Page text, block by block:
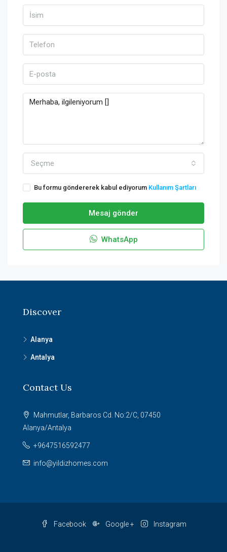
Seçme
Bu formu göndererek kabul ediyorum Kullanım Şartları
Mesaj gönder
WhatsApp
Discover
Alanya
Antalya
Contact Us
Mahmutlar, Barbaros Cd. No:2/C, 07450
Alanya/Antalya
+9647516592477
info@yildizhomes.com
Facebook Google + Instagram